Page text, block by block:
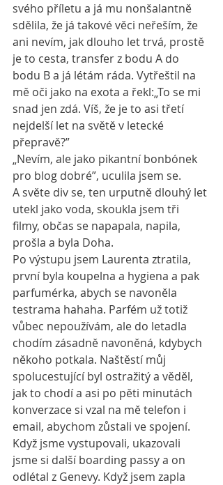
svého příletu a já mu nonšalantně
sdělila, že já takové věci neřeším, že
ani nevím, jak dlouho let trvá, prostě
je to cesta, transfer z bodu A do
bodu B a já létám ráda. Vytřeštil na
mě oči jako na exota a řekl:„To se mi
snad jen zdá. Víš, že je to asi třetí
nejdelší let na světě v letecké
přepravě?”
„Nevím, ale jako pikantní bonbónek
pro blog dobré”, uculila jsem se.
A světe div se, ten urputně dlouhý let
utekl jako voda, skoukla jsem tři
filmy, občas se napapala, napila,
prošla a byla Doha.
Po výstupu jsem Laurenta ztratila,
první byla koupelna a hygiena a pak
parfumérka, abych se navoněla
testrama hahaha. Parfém už totiž
vůbec nepoužívám, ale do letadla
chodím zásadně navoněná, kdybych
někoho potkala. Naštěstí můj
spolucestující byl ostražitý a věděl,
jak to chodí a asi po pěti minutách
konverzace si vzal na mě telefon i
email, abychom zůstali ve spojení.
Když jsme vystupovali, ukazovali
jsme si další boarding passy a on
odlétal z Genevy. Když jsem zapla